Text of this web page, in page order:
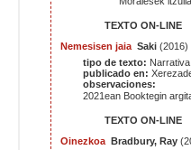
TEXTO ON-LINE
Nemesisen jaia Saki (2016)
tipo de texto: Narrativa
publicado en:
observaciones:
2021ean Booktegin
TEXTO ON-LINE
Oinezkoa Bradbury, Ray